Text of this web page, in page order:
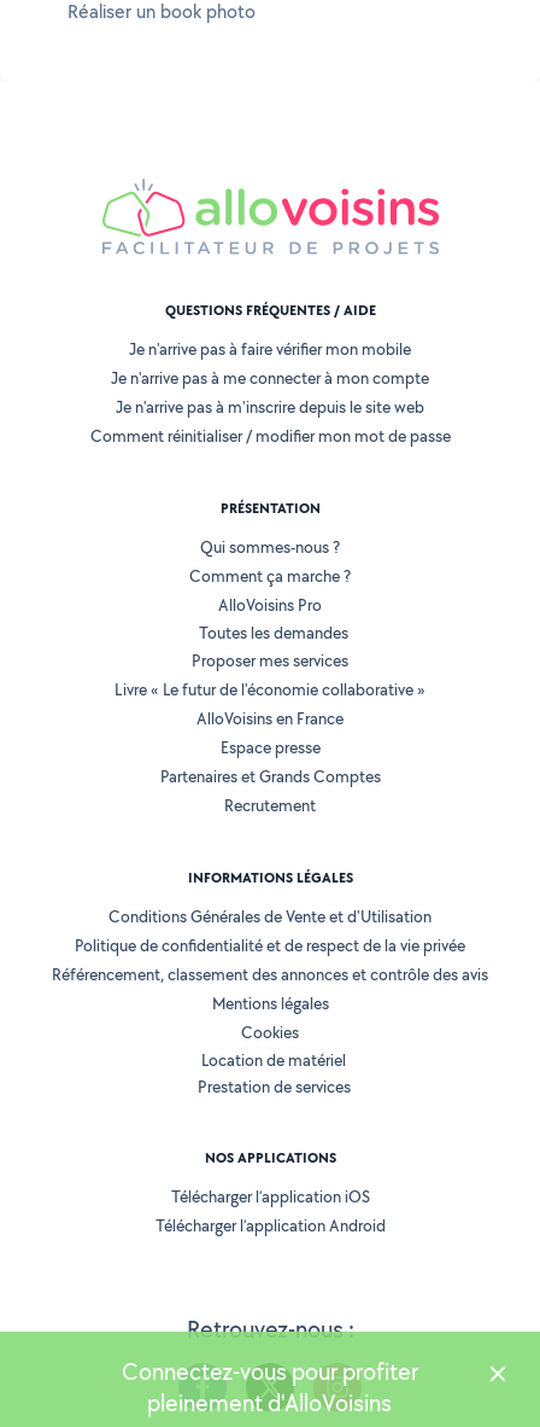
Réaliser un book photo
Retrouvez-nous :
QUESTIONS FRÉQUENTES / AIDE
Je n'arrive pas à faire vérifier mon mobile
Je n'arrive pas à me connecter à mon compte
Je n'arrive pas à m'inscrire depuis le site web
Comment réinitialiser / modifier mon mot de passe
PRÉSENTATION
Qui sommes-nous ?
Comment ça marche ?
AlloVoisins Pro
Toutes les demandes
Proposer mes services
Livre « Le futur de l'économie collaborative »
AlloVoisins en France
Espace presse
Partenaires et Grands Comptes
Recrutement
INFORMATIONS LÉGALES
Conditions Générales de Vente et d'Utilisation
Politique de confidentialité et de respect de la vie privée
Référencement, classement des annonces et contrôle des avis
Mentions légales
Cookies
Location de matériel
Prestation de services
NOS APPLICATIONS
Télécharger l’application iOS
Télécharger l’application Android
Connectez-vous pour profiter
pleinement d'AlloVoisins